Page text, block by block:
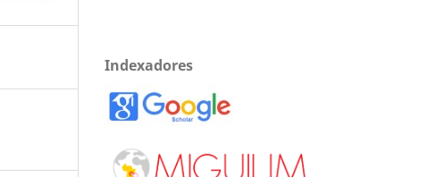
Indexadores